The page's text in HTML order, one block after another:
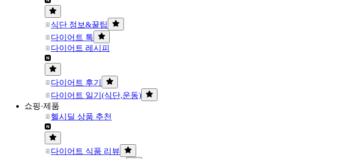
식단 정보&꿀팁
다이어트 톡
다이어트 레시피
다이어트 후기
다이어트 일기(식단,운동)
쇼핑·제품
헬시딜 상품 추천
다이어트 식품 리뷰